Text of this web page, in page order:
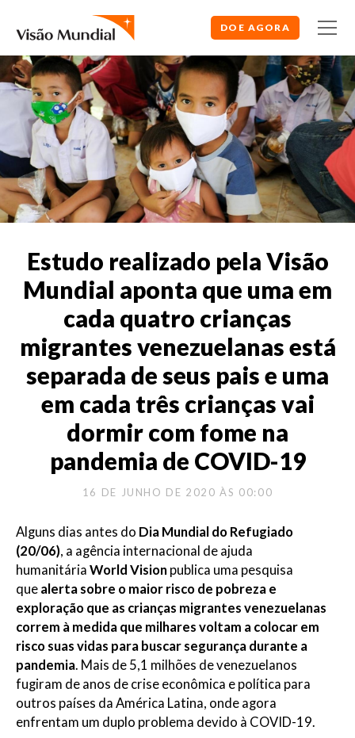
DOE AGORA
Estudo realizado pela Visão
Mundial aponta que uma em
cada quatro crianças
migrantes venezuelanas está
separada de seus pais e uma
em cada três crianças vai
dormir com fome na
pandemia de COVID-19
16 DE JUNHO DE 2020 ÀS 00:00
Alguns dias antes do Dia Mundial do Refugiado
(20/06), a agência internacional de ajuda
humanitária World Vision publica uma pesquisa
que alerta sobre o maior risco de pobreza e
exploração que as crianças migrantes venezuelanas
correm à medida que milhares voltam a colocar em
risco suas vidas para buscar segurança durante a
pandemia. Mais de 5,1 milhões de venezuelanos
fugiram de anos de crise econômica e política para
outros países da América Latina, onde agora
enfrentam um duplo problema devido à COVID-19.